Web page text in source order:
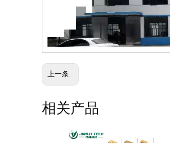
上一条:
相关产品